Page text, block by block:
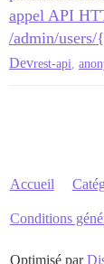
appel API
/admin/
Devrest-api
Accueil
Conditions
Optimisé par